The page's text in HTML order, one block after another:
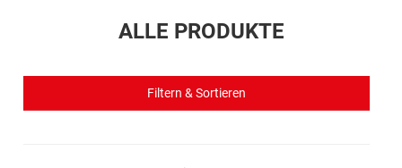
ALLE PRODUKTE
Filtern & Sortieren